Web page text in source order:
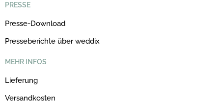
PRESSE
Presse-Download
Presseberichte über weddix
MEHR INFOS
Lieferung
Versandkosten